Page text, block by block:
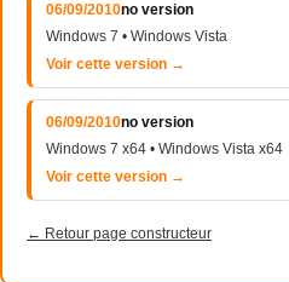
06/09/2010no version
Windows 7 • Windows Vista
Voir cette version →
06/09/2010no version
Windows 7 x64 • Windows Vista x64
Voir cette version →
← Retour page constructeur